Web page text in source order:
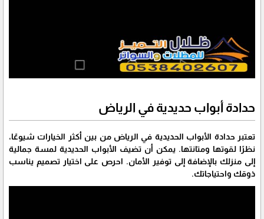
حدادة أبواب حديدية في الرياض
تعتبر حدادة الأبواب الحديدية في الرياض من بين أكثر الخيارات شيوعًا،
نظرًا لقوتها ومتانتها. يمكن أن تضيف الأبواب الحديدية لمسة جمالية
إلى منزلك بالإضافة إلى توفير الأمان. احرص على اختيار تصميم يناسب
ذوقك واحتياجاتك.